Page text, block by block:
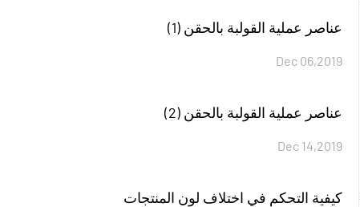
عناصر عملية القولبة بالحقن (1)
Dec 06,2019
عناصر عملية القولبة بالحقن (2)
Dec 14,2019
كيفية التحكم في اختلاف لون المنتجات